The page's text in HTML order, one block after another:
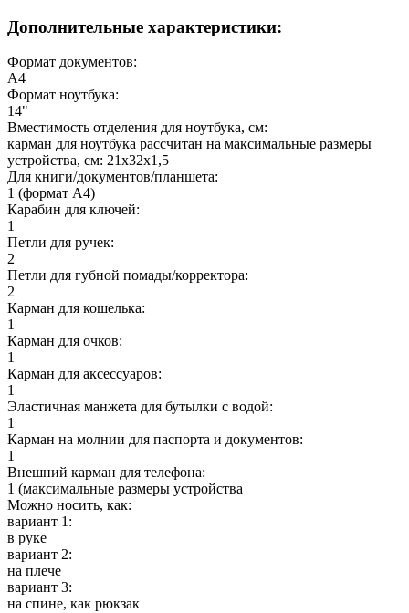
Дополнительные характеристики:
Формат документов:
А4
Формат ноутбука:
14"
Вместимость отделения для ноутбука, см:
карман для ноутбука рассчитан на максимальные размеры
устройства, см: 21х32х1,5
Для книги/документов/планшета:
1 (формат А4)
Карабин для ключей:
1
Петли для ручек:
2
Петли для губной помады/корректора:
2
Карман для кошелька:
1
Карман для очков:
1
Карман для аксессуаров:
1
Эластичная манжета для бутылки с водой:
1
Карман на молнии для паспорта и документов:
1
Внешний карман для телефона:
1 (максимальные размеры устройства
Можно носить, как:
вариант 1:
в руке
вариант 2:
на плече
вариант 3:
на спине, как рюкзак